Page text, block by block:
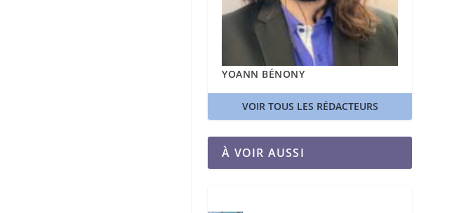
YOANN BÉNONY
VOIR TOUS LES RÉDACTEURS
À VOIR AUSSI